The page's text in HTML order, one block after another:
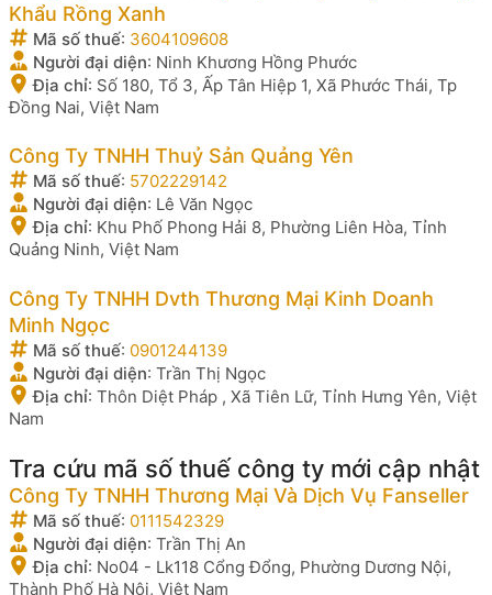
Khẩu Rồng Xanh
Mã số thuế: 3604109608
Người đại diện: Ninh Khương Hồng Phước
Địa chỉ: Số 180, Tổ 3, Ấp Tân Hiệp 1, Xã Phước Thái, Tp
Đồng Nai, Việt Nam
Công Ty TNHH Thuỷ Sản Quảng Yên
Mã số thuế: 5702229142
Người đại diện: Lê Văn Ngọc
Địa chỉ: Khu Phố Phong Hải 8, Phường Liên Hòa, Tỉnh
Quảng Ninh, Việt Nam
Công Ty TNHH Dvth Thương Mại Kinh Doanh
Minh Ngọc
Mã số thuế: 0901244139
Người đại diện: Trần Thị Ngọc
Địa chỉ: Thôn Diệt Pháp , Xã Tiên Lữ, Tỉnh Hưng Yên, Việt
Nam
Tra cứu mã số thuế công ty mới cập nhật
Công Ty TNHH Thương Mại Và Dịch Vụ Fanseller
Mã số thuế: 0111542329
Người đại diện: Trần Thị An
Địa chỉ: No04 - Lk118 Cổng Đổng, Phường Dương Nội,
Thành Phố Hà Nội, Việt Nam